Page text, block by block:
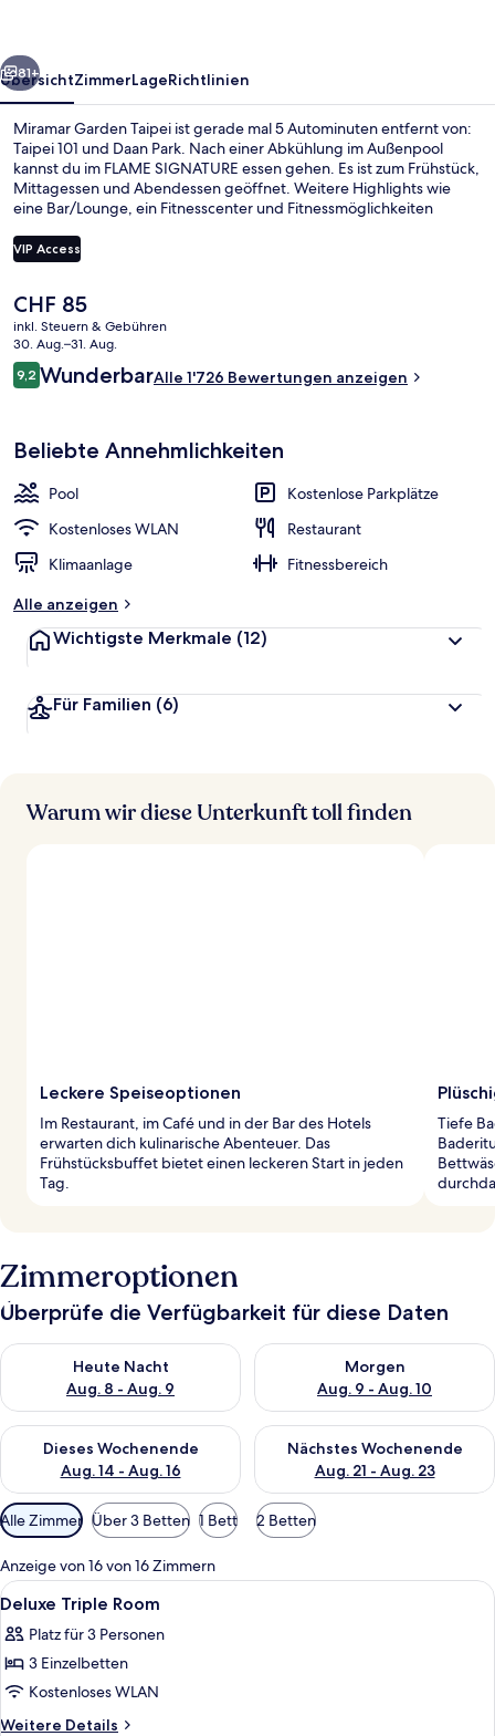
Weiter
81+
ÜbersichtZimmerLageRichtlinien
Miramar Garden Taipei ist gerade mal 5 Autominuten entfernt von:
Taipei 101 und Daan Park. Nach einer Abkühlung im Außenpool
kannst du im FLAME SIGNATURE essen gehen. Es ist zum Frühstück,
Mittagessen und Abendessen geöffnet. Weitere Highlights wie
eine Bar/Lounge, ein Fitnesscenter und Fitnessmöglichkeiten
Personal und der allgemeine Zustand erhalten gute Bewertungen
von anderen Reisenden. Die Unterkunft ist nur einen kurzen
Bahn läuft man 8 Minuten (Haltestelle Zhongziao Xinsheng) bzw. 13
Minuten (Station Zhongxiao Fuxing).
VIP Access
Der
aktuelle
Preis
beträgt
CHF 85.
CHF 85
inkl. Steuern & Gebühren
30. Aug.–31. Aug.
Bewertungen
9,29,2 von 10.
WunderbarAlle 1'726 Bewertungen anzeigen
Beliebte Annehmlichkeiten
Pool
Kostenlose Parkplätze
Kostenloses WLAN
Restaurant
Klimaanlage
Fitnessbereich
Alle anzeigen
Wichtigste Merkmale (12)
Für Familien (6)
Warum wir diese Unterkunft toll finden
Leckere Speiseoptionen
Im Restaurant, im Café und in der Bar des Hotels
erwarten dich kulinarische Abenteuer. Das
Frühstücksbuffet bietet einen leckeren Start in jeden
Tag.
Tiefe
Zimmeroptionen
Überprüfe die Verfügbarkeit für diese Daten
Heute Nacht
Aug. 8 - Aug. 9
Überprüfe die Verfügbarkeit für heute Nacht, Aug. 8 - Aug. 9.
Morgen
Aug. 9 - Aug. 10
Überprüfe die Verfügbarkeit
Dieses Wochenende
Aug. 14 - Aug. 16
Überprüfe die Verfügbarkeit für dieses Wochenende, Aug. 14
Nächstes Wochenende
Aug. 21 - Aug. 23
Überprüfe die Verfügbarkeit
Verfügbare
Filter
für
Zimmer
Alle Zimmer Über 3 Betten 1 Bett 2 Betten
Anzeige von 16 von 16 Zimmern
Alle
Fotos
für
Deluxe
Triple
Room
Ein Hotelzimmer mit zwei Betten,
5
Deluxe Triple Room
Platz für 3 Personen
3 Einzelbetten
Kostenloses WLAN
Weitere Details
Weitere